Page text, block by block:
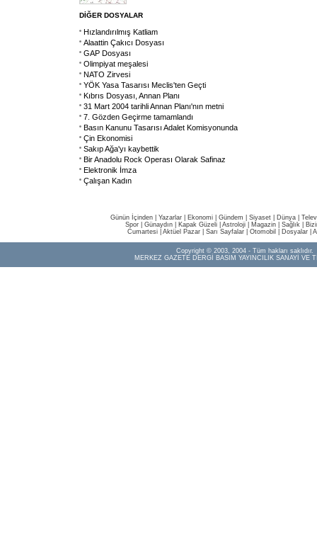
DİĞER DOSYALAR
Hızlandırılmış Katliam
Alaattin Çakıcı Dosyası
GAP Dosyası
Olimpiyat meşalesi
NATO Zirvesi
YÖK Yasa Tasarısı Meclis'ten Geçti
Kıbrıs Dosyası, Annan Planı
31 Mart 2004 tarihli Annan Planı'nın metni
7. Gözden Geçirme tamamlandı
Basın Kanunu Tasarısı Adalet Komisyonunda
Çin Ekonomisi
Sakıp Ağa'yı kaybettik
Bir Anadolu Rock Operası Olarak Safinaz
Elektronik İmza
Çalışan Kadın
Günün İçinden Yazarlar Ekonomi Gündem Siyaset Dünya |
Spor
Günaydın Kapak Güzeli Astroloji Magazin Sağlık
Cumartesi| Aktüel Pazar| Sarı Sayfalar| Otomobil Dosyalar|
Copyright © 2003, 2004 - Tüm hakları saklıdır.
MERKEZ GAZETE DERGİ BASIM YAYINCILIK SANAYİ VE